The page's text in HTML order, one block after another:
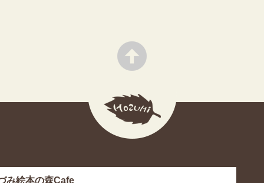
み絵本の森Cafe